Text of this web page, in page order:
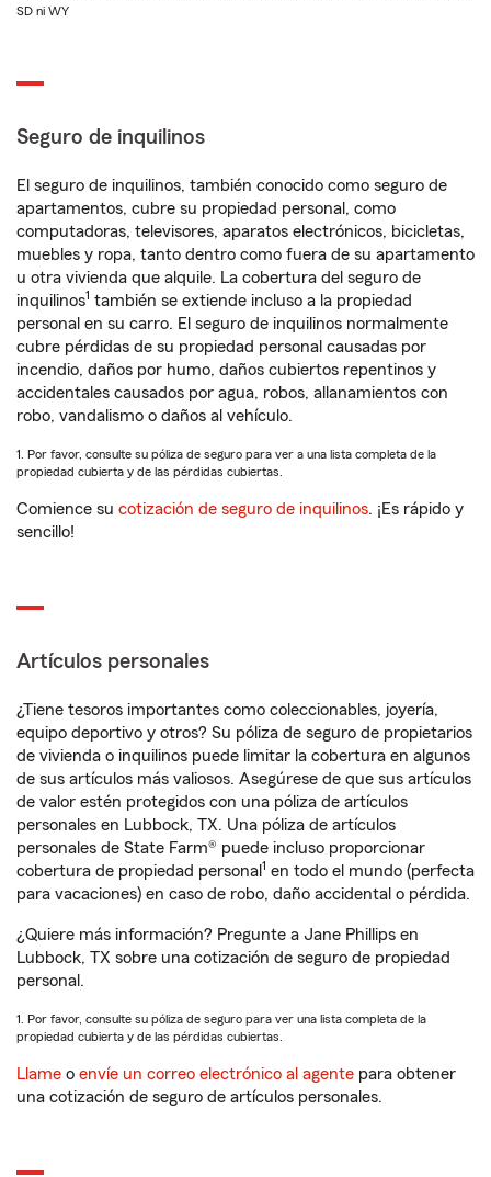
SD ni WY
Seguro de inquilinos
El seguro de inquilinos, también conocido como seguro de
apartamentos, cubre su propiedad personal, como
computadoras, televisores, aparatos electrónicos, bicicletas,
muebles y ropa, tanto dentro como fuera de su apartamento
u otra vivienda que alquile. La cobertura del seguro de
inquilinos1 también se extiende incluso a la propiedad
personal en su carro. El seguro de inquilinos normalmente
cubre pérdidas de su propiedad personal causadas por
incendio, daños por humo, daños cubiertos repentinos y
accidentales causados por agua, robos, allanamientos con
robo, vandalismo o daños al vehículo.
1. Por favor, consulte su póliza de seguro para ver a una lista completa de la
propiedad cubierta y de las pérdidas cubiertas.
Comience su cotización de seguro de inquilinos. ¡Es rápido y
sencillo!
Artículos personales
¿Tiene tesoros importantes como coleccionables, joyería,
equipo deportivo y otros? Su póliza de seguro de propietarios
de vivienda o inquilinos puede limitar la cobertura en algunos
de sus artículos más valiosos. Asegúrese de que sus artículos
de valor estén protegidos con una póliza de artículos
personales en Lubbock, TX. Una póliza de artículos
personales de State Farm® puede incluso proporcionar
cobertura de propiedad personal 1 en todo el mundo (perfecta
para vacaciones) en caso de robo, daño accidental o pérdida.
¿Quiere más información? Pregunte a Jane Phillips en
Lubbock, TX sobre una cotización de seguro de propiedad
personal.
1. Por favor, consulte su póliza de seguro para ver una lista completa de la
propiedad cubierta y de las pérdidas cubiertas.
Llame o envíe un correo electrónico al agente para obtener
una cotización de seguro de artículos personales.